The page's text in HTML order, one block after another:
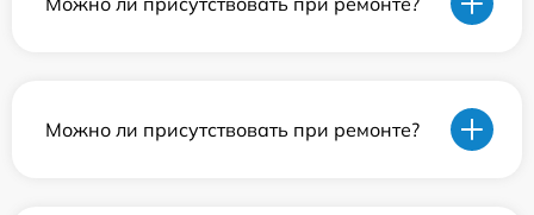
Можно ли присутствовать при ремонте?